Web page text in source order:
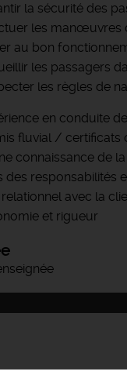
la sécurité des
les manœuvres
au bon
les passagers
les règles de
en conduite
fluvial / certificats
connaissance de
des responsabilités
avec la
et rigueur